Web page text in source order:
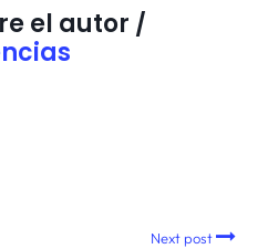
el autor /
Next post